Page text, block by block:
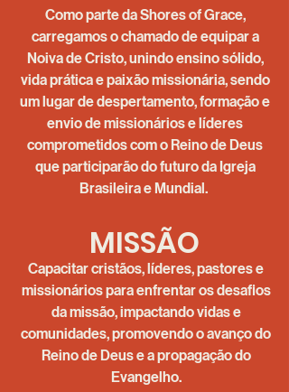
Como parte da Shores of Grace,
carregamos o chamado de equipar a
Noiva de Cristo, unindo ensino sólido,
vida prática e paixão missionária, sendo
um lugar de despertamento, formação e
envio de missionários e líderes
comprometidos com o Reino de Deus
que participarão do futuro da Igreja
Brasileira e Mundial.
MISSÃO
Capacitar cristãos, líderes, pastores e
missionários para enfrentar os desafios
da missão, impactando vidas e
comunidades, promovendo o avanço do
Reino de Deus e a propagação do
Evangelho.